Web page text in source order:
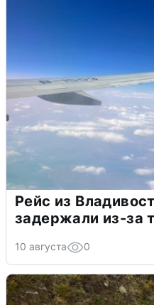
Рейс из
задержали из-за
10 августа 0